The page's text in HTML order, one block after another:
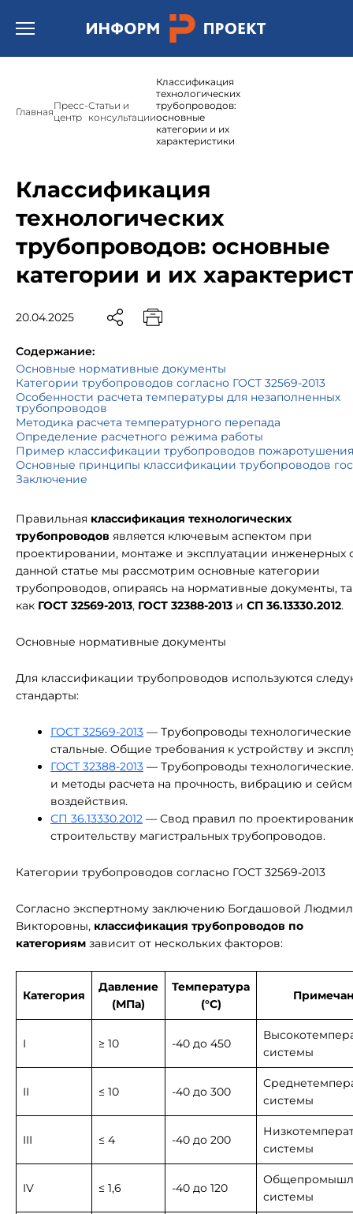
Открыть бургер меню.
ГлавнаяПресс-
центр
Статьи и
консультации
Классификация
технологических
трубопроводов:
основные
категории и их
характеристики
Классификация
технологических
трубопроводов: основные
категории и их
20.04.2025
Содержание:
Основные нормативные документы
Категории трубопроводов согласно ГОСТ 32569-2013
Особенности расчета температуры для незаполненных
трубопроводов
Методика расчета температурного перепада
Определение расчетного режима работы
Пример классификации трубопроводов пожаротушения
Основные принципы классификации трубопроводов
Заключение
Правильная классификация технологических
трубопроводов является ключевым аспектом при
проектировании, монтаже и эксплуатации инженерных
данной статье мы рассмотрим основные категории
трубопроводов, опираясь на нормативные документы,
как ГОСТ 32569-2013, ГОСТ 32388-2013 и СП 36.13330.2012.
Основные нормативные документы
Для классификации трубопроводов используются
стандарты:
ГОСТ 32569-2013 — Трубопроводы технологические
стальные. Общие требования к устройству и
ГОСТ 32388-2013 — Трубопроводы
и методы расчета на прочность, вибрацию и
воздействия.
СП 36.13330.2012 — Свод правил по
строительству магистральных трубопроводов.
Категории трубопроводов согласно ГОСТ 32569-2013
Согласно экспертному заключению Богдашовой
Викторовны, классификация трубопроводов по
категориям зависит от нескольких факторов:
Категория
Давление
(МПа)
Температура
(°C)
I ≥ 10 -40 до 450
системы
II ≤ 10 -40 до 300
системы
III ≤ 4 -40 до 200
системы
IV ≤ 1,6 -40 до 120
системы